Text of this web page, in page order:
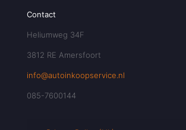
Contact
Heliumweg 34F
3812 RE Amersfoort
info@autoinkoopservice.nl
085-7600144